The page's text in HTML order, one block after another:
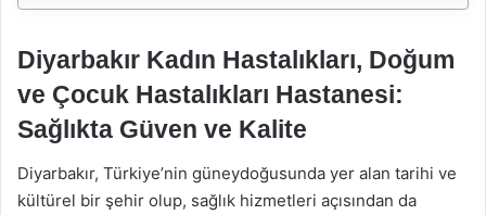
Diyarbakır Kadın Hastalıkları, Doğum
ve Çocuk Hastalıkları Hastanesi:
Sağlıkta Güven ve Kalite
Diyarbakır, Türkiye’nin güneydoğusunda yer alan tarihi ve
kültürel bir şehir olup, sağlık hizmetleri açısından da